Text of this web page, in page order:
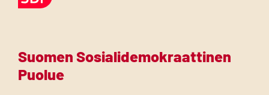
Suomen Sosialidemokraattinen
Puolue